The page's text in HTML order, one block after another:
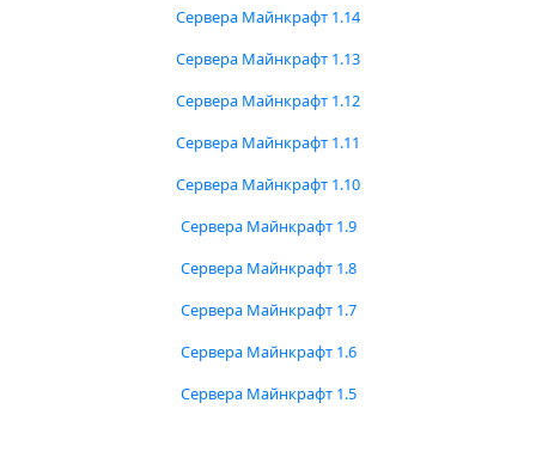
Сервера Майнкрафт 1.14
Сервера Майнкрафт 1.13
Сервера Майнкрафт 1.12
Сервера Майнкрафт 1.11
Сервера Майнкрафт 1.10
Сервера Майнкрафт 1.9
Сервера Майнкрафт 1.8
Сервера Майнкрафт 1.7
Сервера Майнкрафт 1.6
Сервера Майнкрафт 1.5